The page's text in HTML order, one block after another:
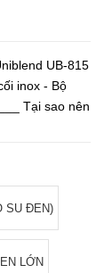
UB-815
inox - Bộ
Tại sao nên
SU ĐEN)
LỚN